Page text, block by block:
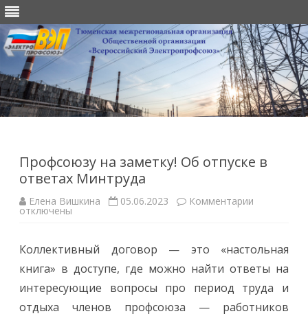
Профсоюзу на заметку! Об отпуске в
ответах Минтруда
Елена Вишкина 05.06.2023 Комментарии
Об
в
Минтруда
отключены
Коллективный договор — это «настольная
книга» в доступе, где можно найти ответы на
интересующие вопросы про период труда и
отдыха членов профсоюза — работников